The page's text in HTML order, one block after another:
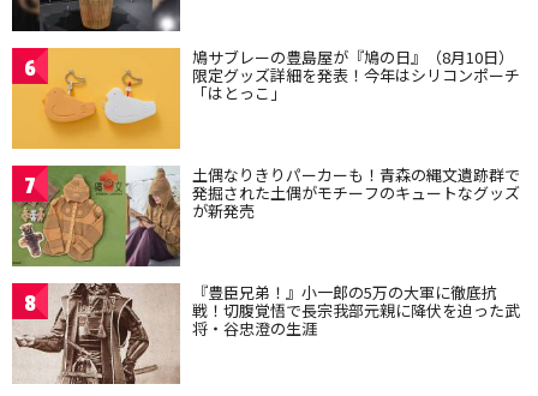
6 鳩サブレーの豊島屋が『鳩の日』（8月10日）
限定グッズ詳細を発表！今年はシリコンポーチ
「はとっこ」
7 土偶なりきりパーカーも！青森の縄文遺跡群で
発掘された土偶がモチーフのキュートなグッズ
が新発売
8 『豊臣兄弟！』小一郎の5万の大軍に徹底抗
戦！切腹覚悟で長宗我部元親に降伏を迫った武
将・谷忠澄の生涯